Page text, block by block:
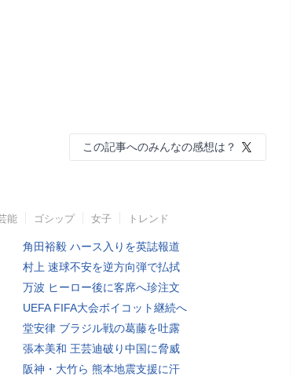
この記事へのみんなの感想は？
能 ゴシップ 女子 トレンド
角田裕毅 ハース入りを英誌報道
村上 速球不安を逆方向弾で払拭
万波 ヒーロー後に客席へ珍注文
UEFA FIFA大会ボイコット継続へ
堂安律 ブラジル戦の葛藤を吐露
張本美和 王芸迪破り中国に脅威
阪神・大竹ら 熊本地震支援に汗